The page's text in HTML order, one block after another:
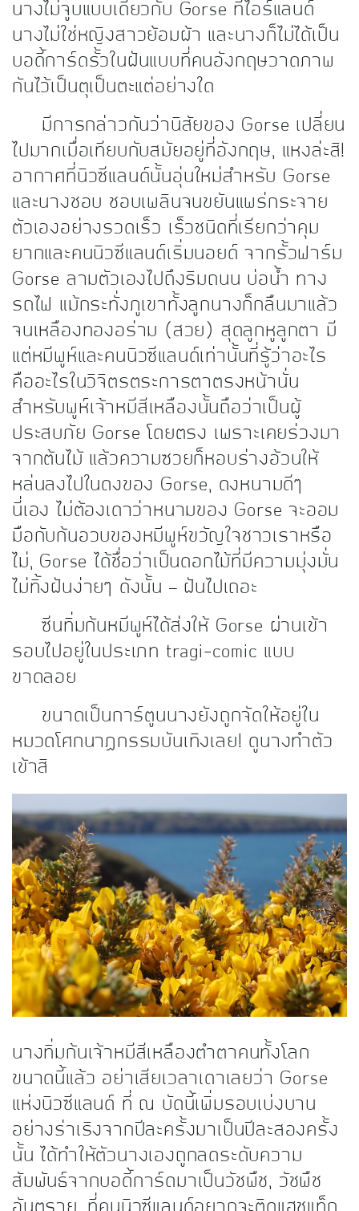
นางไม่จูบแบบเดียวกับ Gorse ที่ไอร์แลนด์
นางไม่ใช่หญิงสาวย้อมผ้า และนางก็ไม่ได้เป็น
บอดี้การ์ดรั้วในฝันแบบที่คนอังกฤษวาดภาพ
กันไว้เป็นตุเป็นตะแต่อย่างใด
มีการกล่าวกันว่านิสัยของ Gorse เปลี่ยน
ไปมากเมื่อเทียบกับสมัยอยู่ที่อังกฤษ, แหงล่ะสิ!
อากาศที่นิวซีแลนด์นั้นอุ่นใหม่สำหรับ Gorse
และนางชอบ ชอบเพลินจนขยันแพร่กระจาย
ตัวเองอย่างรวดเร็ว เร็วชนิดที่เรียกว่าคุม
ยากและคนนิวซีแลนด์เริ่มนอยด์ จากรั้วฟาร์ม
Gorse ลามตัวเองไปถึงริมถนน บ่อน้ำ ทาง
รถไฟ แม้กระทั่งภูเขาทั้งลูกนางก็กลืนมาแล้ว
จนเหลืองทองอร่าม (สวย) สุดลูกหูลูกตา มี
แต่หมีพูห์และคนนิวซีแลนด์เท่านั้นที่รู้ว่าอะไร
คืออะไรในวิจิตรตระการตาตรงหน้านั่น
สำหรับพูห์เจ้าหมีสีเหลืองนั้นถือว่าเป็นผู้
ประสบภัย Gorse โดยตรง เพราะเคยร่วงมา
จากต้นไม้ แล้วความซวยก็หอบร่างอ้วนให้
หล่นลงไปในดงของ Gorse, ดงหนามดีๆ
นี่เอง ไม่ต้องเดาว่าหนามของ Gorse จะออม
มือกับก้นอวบของหมีพูห์ขวัญใจชาวเราหรือ
ไม่, Gorse ได้ชื่อว่าเป็นดอกไม้ที่มีความมุ่งมั่น
ไม่ทิ้งฝันง่ายๆ ดังนั้น — ฝันไปเถอะ
ซีนทิ่มก้นหมีพูห์ได้ส่งให้ Gorse ผ่านเข้า
รอบไปอยู่ในประเภท tragi-comic แบบ
ขาดลอย
ขนาดเป็นการ์ตูนนางยังถูกจัดให้อยู่ใน
หมวดโศกนาฏกรรมบันเทิงเลย! ดูนางทำตัว
เข้าสิ
นางทิ่มก้นเจ้าหมีสีเหลืองตำตาคนทั้งโลก
ขนาดนี้แล้ว อย่าเสียเวลาเดาเลยว่า Gorse
แห่งนิวซีแลนด์ ที่ ณ บัดนี้เพิ่มรอบเบ่งบาน
อย่างร่าเริงจากปีละครั้งมาเป็นปีละสองครั้ง
นั้น ได้ทำให้ตัวนางเองถูกลดระดับความ
สัมพันธ์จากบอดี้การ์ดมาเป็นวัชพืช, วัชพืช